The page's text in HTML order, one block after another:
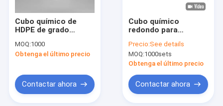
Cubo químico de
HDPE de grado
galones con tapa
MOQ:1000
Obtenga el último precio
Contactar ahora
Cubo químico
redondo para
productos químicos
en exterior blanco
Precio:See details
MOQ:1000sets
Obtenga el último precio
Contactar ahora